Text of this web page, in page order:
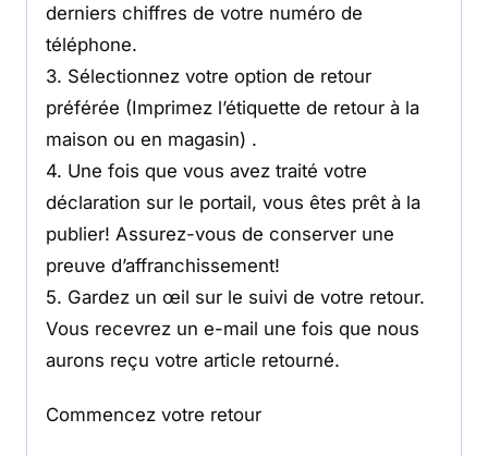
derniers chiffres de votre numéro de
téléphone.
3. Sélectionnez votre option de retour
préférée (Imprimez l’étiquette de retour à la
maison ou en magasin) .
4. Une fois que vous avez traité votre
déclaration sur le portail, vous êtes prêt à la
publier! Assurez-vous de conserver une
preuve d’affranchissement!
5. Gardez un œil sur le suivi de votre retour.
Vous recevrez un e-mail une fois que nous
aurons reçu votre article retourné.
Commencez votre retour